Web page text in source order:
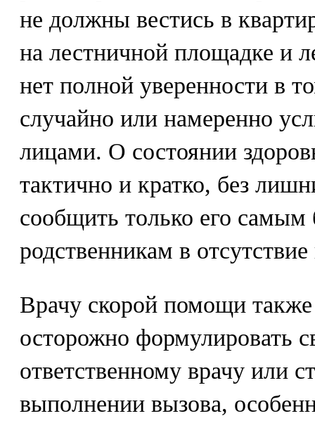
не должны вестись в
на лестничной площадке и
нет полной уверенности в
случайно или намеренно
лицами. О состоянии
тактично и кратко, без
сообщить только его
родственникам в
Врачу скорой помощи
осторожно формулировать
ответственному врачу или
выполнении вызова,